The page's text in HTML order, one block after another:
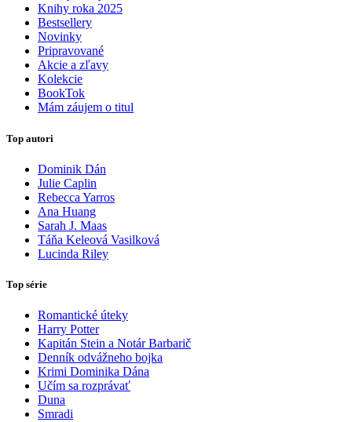
Knihy roka 2025
Bestsellery
Novinky
Pripravované
Akcie a zľavy
Kolekcie
BookTok
Mám záujem o titul
Top autori
Dominik Dán
Julie Caplin
Rebecca Yarros
Ana Huang
Sarah J. Maas
Táňa Keleová Vasilková
Lucinda Riley
Top série
Romantické úteky
Harry Potter
Kapitán Stein a Notár Barbarič
Denník odvážneho bojka
Krimi Dominika Dána
Učím sa rozprávať
Duna
Smradi